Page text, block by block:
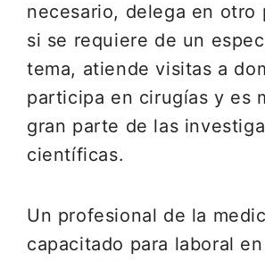
necesario, delega en otro
si se requiere de un
tema, atiende visitas a
participa en cirugías y es
gran parte de las
científicas.
Un profesional de la
capacitado para laboral